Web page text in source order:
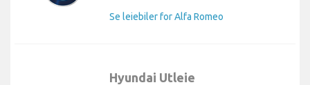
Se leiebiler for Alfa Romeo
Hyundai Utleie